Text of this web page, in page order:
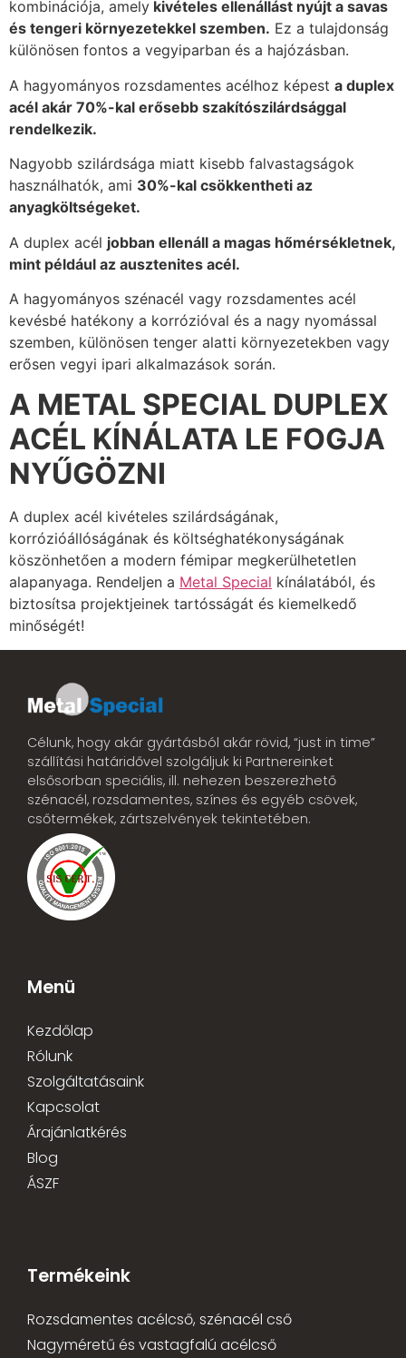
kombinációja, amely kivételes ellenállást nyújt a savas
és tengeri környezetekkel szemben. Ez a tulajdonság
különösen fontos a vegyiparban és a hajózásban.
A hagyományos rozsdamentes acélhoz képest a duplex
acél akár 70%-kal erősebb szakítószilárdsággal
rendelkezik.
Nagyobb szilárdsága miatt kisebb falvastagságok
használhatók, ami 30%-kal csökkentheti az
anyagköltségeket.
A duplex acél jobban ellenáll a magas hőmérsékletnek,
mint például az ausztenites acél.
A hagyományos szénacél vagy rozsdamentes acél
kevésbé hatékony a korrózióval és a nagy nyomással
szemben, különösen tenger alatti környezetekben vagy
erősen vegyi ipari alkalmazások során.
A METAL SPECIAL DUPLEX
ACÉL KÍNÁLATA LE FOGJA
NYŰGÖZNI
A duplex acél kivételes szilárdságának,
korrózióállóságának és költséghatékonyságának
köszönhetően a modern fémipar megkerülhetetlen
alapanyaga. Rendeljen a Metal Special kínálatából, és
biztosítsa projektjeinek tartósságát és kiemelkedő
minőségét!
Célunk, hogy akár gyártásból akár rövid, “just in time”
szállítási határidővel szolgáljuk ki Partnereinket
elsősorban speciális, ill. nehezen beszerezhető
szénacél, rozsdamentes, színes és egyéb csövek,
csőtermékek, zártszelvények tekintetében.
Menü
Kezdőlap
Rólunk
Szolgáltatásaink
Kapcsolat
Árajánlatkérés
Blog
ÁSZF
Termékeink
Rozsdamentes acélcső, szénacél cső
Nagyméretű és vastagfalú acélcső